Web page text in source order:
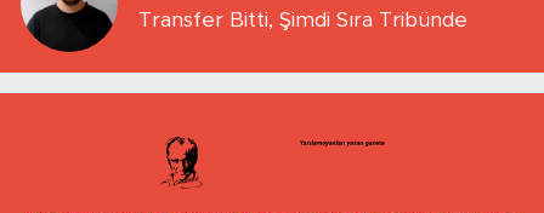
Transfer Bitti, Şimdi Sıra Tribünde